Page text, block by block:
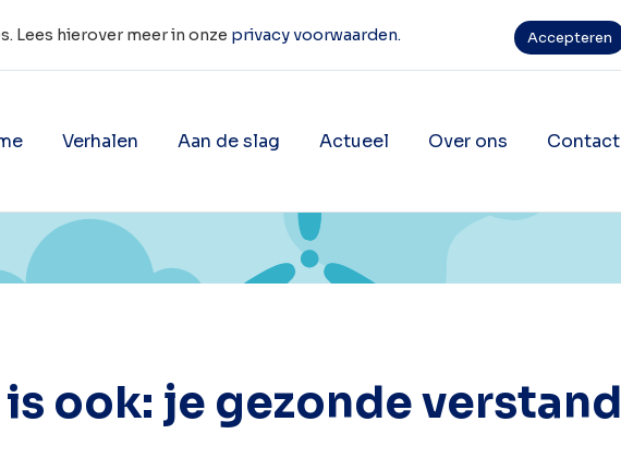
Lees hierover meer in onze privacy voorwaarden. Accepteren
Verhalen
Aan de slag
Actueel
Over ons Contact
ook: je gezonde verstand